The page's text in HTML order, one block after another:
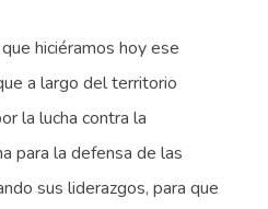
hiciéramos hoy ese
a largo del territorio
la lucha contra la
para la defensa de las
sus liderazgos, para que